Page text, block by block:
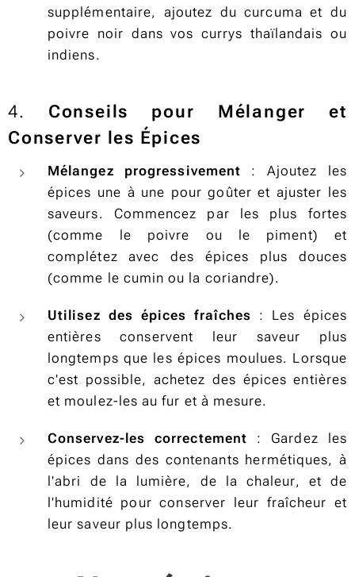
supplémentaire, ajoutez du curcuma et du
poivre noir dans vos currys thaïlandais ou
indiens.
4. Conseils pour Mélanger et
Conserver les Épices
Mélangez progressivement : Ajoutez les
épices une à une pour goûter et ajuster les
saveurs. Commencez par les plus fortes
(comme le poivre ou le piment) et
complétez avec des épices plus douces
(comme le cumin ou la coriandre).
Utilisez des épices fraîches : Les épices
entières conservent leur saveur plus
longtemps que les épices moulues. Lorsque
c'est possible, achetez des épices entières
et moulez-les au fur et à mesure.
Conservez-les correctement : Gardez les
épices dans des contenants hermétiques, à
l'abri de la lumière, de la chaleur, et de
l'humidité pour conserver leur fraîcheur et
leur saveur plus longtemps.